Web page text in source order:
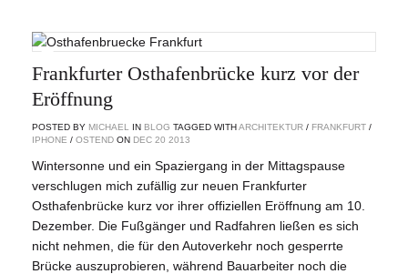
Frankfurter Osthafenbrücke kurz vor der
Eröffnung
POSTED BY MICHAEL IN BLOG TAGGED WITHARCHITEKTUR / FRANKFURT /
IPHONE / OSTEND ON DEC 20 2013
Wintersonne und ein Spaziergang in der Mittagspause
verschlugen mich zufällig zur neuen Frankfurter
Osthafenbrücke kurz vor ihrer offiziellen Eröffnung am 10.
Dezember. Die Fußgänger und Radfahren ließen es sich
nicht nehmen, die für den Autoverkehr noch gesperrte
Brücke auszuprobieren, während Bauarbeiter noch die